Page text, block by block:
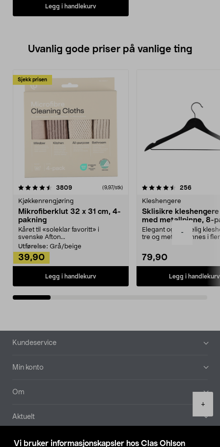
Vi bruker informasjonskapsler hos Clas Ohlson
-
+
Legg i handlekurv
Uvanlig gode priser på vanlige ting
Sjekk prisen
3809anmeldelser(9,97/stk)
Kjøkkenrengjøring
Mikrofiberklut 32 x 31 cm, 4-
pakning
Kåret til «soleklar favoritt» i
svenske Afton...
Utførelse: Grå/beige
39,90
Legg i handlekurv
4.5av 5 stjerner 256
Kleshengere
Sklisikre
med metallpinne, 8-
Elegant og skikkelig
tre og metall – finnes i
79,90
Legg i handlekurv
4.5av 5 stjerner
Bunntekst
Kundeservice
Min konto
Om
Aktuelt
Våre selskaper